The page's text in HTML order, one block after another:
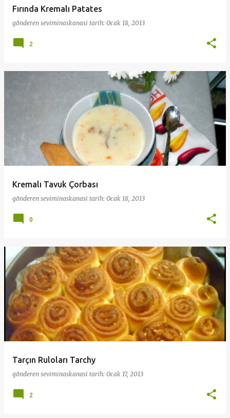
Fırında Kremalı Patates
gönderen seviminaskanasi tarih: Ocak 18, 2013
2
Kremalı Tavuk Çorbası
gönderen seviminaskanasi tarih: Ocak 18, 2013
0
Tarçın Ruloları Tarchy
gönderen seviminaskanasi tarih: Ocak 17, 2013
2